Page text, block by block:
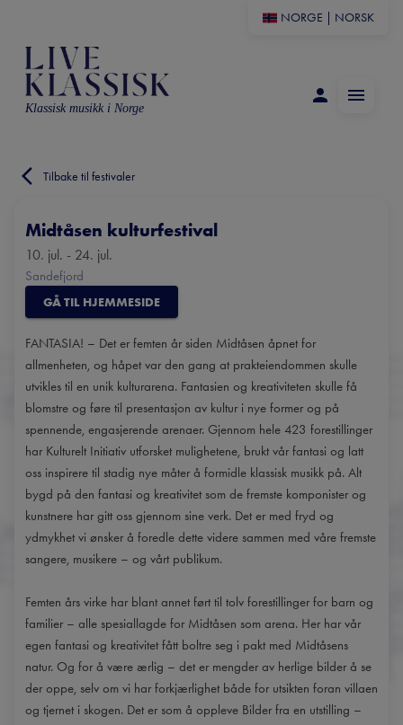
NORGE NORSK
Klassisk musikk i Norge
Tilbake til festivaler
Midtåsen kulturfestival
10. jul. - 24. jul.
Sandefjord
GÅ TIL HJEMMESIDE
FANTASIA! – Det er femten år siden Midtåsen åpnet for
allmenheten, og håpet var den gang at prakteiendommen skulle
utvikles til en unik kulturarena. Fantasien og kreativiteten skulle få
blomstre og føre til presentasjon av kultur i nye former og på
spennende, engasjerende arenaer. Gjennom hele 423 forestillinger
har Kulturelt Initiativ utforsket mulighetene, brukt vår fantasi og latt
oss inspirere til stadig nye måter å formidle klassisk musikk på. Alt
bygd på den fantasi og kreativitet som de fremste komponister og
kunstnere har gitt oss gjennom sine verk. Det er med fryd og
ydmykhet vi ønsker å foredle dette videre sammen med våre fremste
sangere, musikere – og vårt publikum.
Femten års virke har blant annet ført til tolv forestillinger for barn og
familier – alle spesiallagde for Midtåsen som arena. Her har vår
egen fantasi og kreativitet fått boltre seg i pakt med Midtåsens
natur. Og for å være ærlig – det er mengder av herlige bilder å se
der oppe, selv om vi har forkjærlighet både for utsikten foran villaen
og tjernet i skogen. Det er som å oppleve Bilder fra en utstilling –